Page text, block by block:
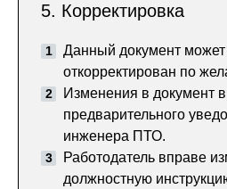
5. Корректировка
Данный документ
откорректирован по
Изменения в документ
предварительного
инженера ПТО.
Работодатель вправе
должностную